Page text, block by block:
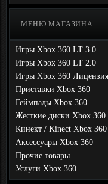
МЕНЮ МАГАЗИНА
Игры Xbox 360 LT 3.0
Игры Xbox 360 LT 2.0
Игры Xbox 360 Лицензия
Приставки Xbox 360
Геймпады Xbox 360
Жесткие диски Xbox 360
Кинект / Kinect Xbox 360
Аксессуары Xbox 360
Прочие товары
Услуги Xbox 360